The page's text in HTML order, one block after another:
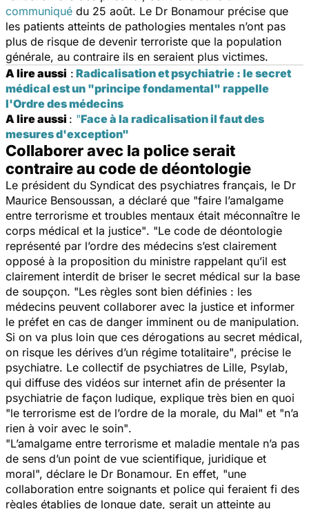
communiqué du 25 août. Le Dr Bonamour précise que
les patients atteints de pathologies mentales n’ont pas
plus de risque de devenir terroriste que la population
générale, au contraire ils en seraient plus victimes.
A lire aussi : Radicalisation et psychiatrie : le secret
médical est un "principe fondamental" rappelle
l'Ordre des médecins
A lire aussi : "Face à la radicalisation il faut des
mesures d'exception"
Collaborer avec la police serait
contraire au code de déontologie
Le président du Syndicat des psychiatres français, le Dr
Maurice Bensoussan, a déclaré que "faire l’amalgame
entre terrorisme et troubles mentaux était méconnaître le
corps médical et la justice". "Le code de déontologie
représenté par l’ordre des médecins s’est clairement
opposé à la proposition du ministre rappelant qu’il est
clairement interdit de briser le secret médical sur la base
de soupçon. "Les règles sont bien définies : les
médecins peuvent collaborer avec la justice et informer
le préfet en cas de danger imminent ou de manipulation.
Si on va plus loin que ces dérogations au secret médical,
on risque les dérives d’un régime totalitaire", précise le
psychiatre. Le collectif de psychiatres de Lille, Psylab,
qui diffuse des vidéos sur internet afin de présenter la
psychiatrie de façon ludique, explique très bien en quoi
"le terrorisme est de l’ordre de la morale, du Mal" et "n’a
rien à voir avec le soin".
"L’amalgame entre terrorisme et maladie mentale n’a pas
de sens d’un point de vue scientifique, juridique et
moral", déclare le Dr Bonamour. En effet, "une
collaboration entre soignants et police qui feraient fi des
règles établies de longue date, serait un atteinte au